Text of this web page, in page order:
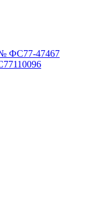
ФС77-47467